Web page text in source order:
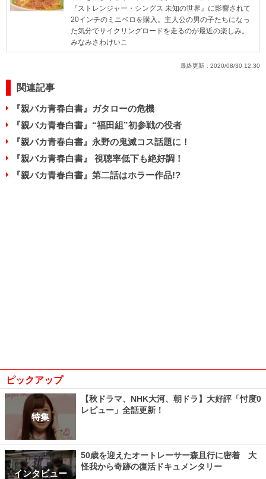
『ストレンジャー・シングス 未知の世界』に影響されて
20インチのミニベロを購入。主人公の男の子たちになっ
た気分でサイクリングロードを走るのが最近の楽しみ。
みなみさわけいこ
最終更新： 2020/08/30 12:30
関連記事
『親バカ青春白書』ガタローの危機
『親バカ青春白書』“福田組”初参戦の役者
『親バカ青春白書』永野の鬼滅コス話題に！
『親バカ青春白書』 視聴率低下も絶好調！
『親バカ青春白書』第二話はホラー作品!?
ピックアップ
特集
【秋ドラマ、NHK大河、朝ドラ】大好評「忖度0
レビュー」全話更新！
インタビュー
50歳を迎えたオートレーサー森且行に密着 大
怪我から奇跡の復活ドキュメンタリー